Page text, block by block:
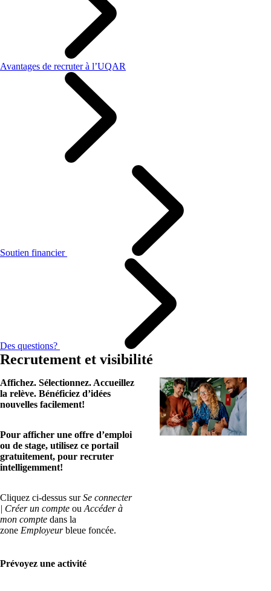
Avantages de recruter à l’UQAR
Soutien financier
Des questions?
Recrutement et visibilité
Affichez. Sélectionnez. Accueillez
la relève. Bénéficiez d’idées
nouvelles facilement!
Pour afficher une offre d’emploi
ou de stage, utilisez ce portail
gratuitement, pour recruter
intelligemment!
Cliquez ci-dessus surSe connecter
| Créer un compte ou Accéder à
mon compte dans la
zone Employeurbleue foncée.
Prévoyez une activité